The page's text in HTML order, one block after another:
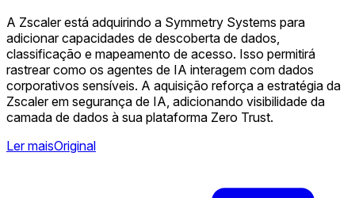
A Zscaler está adquirindo a Symmetry Systems para
adicionar capacidades de descoberta de dados,
classificação e mapeamento de acesso. Isso permitirá
rastrear como os agentes de IA interagem com dados
corporativos sensíveis. A aquisição reforça a estratégia da
Zscaler em segurança de IA, adicionando visibilidade da
camada de dados à sua plataforma Zero Trust.
Ler maisOriginal